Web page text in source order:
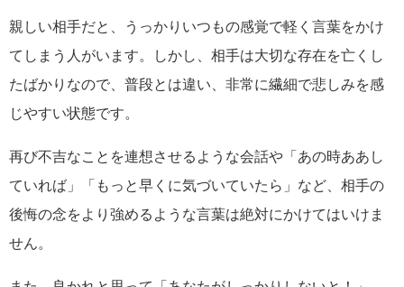
親しい相手だと、うっかりいつもの感覚で軽く言葉をかけ
てしまう人がいます。しかし、相手は大切な存在を亡くし
たばかりなので、普段とは違い、非常に繊細で悲しみを感
じやすい状態です。
再び不吉なことを連想させるような会話や「あの時ああし
ていれば」「もっと早くに気づいていたら」など、相手の
後悔の念をより強めるような言葉は絶対にかけてはいけま
せん。